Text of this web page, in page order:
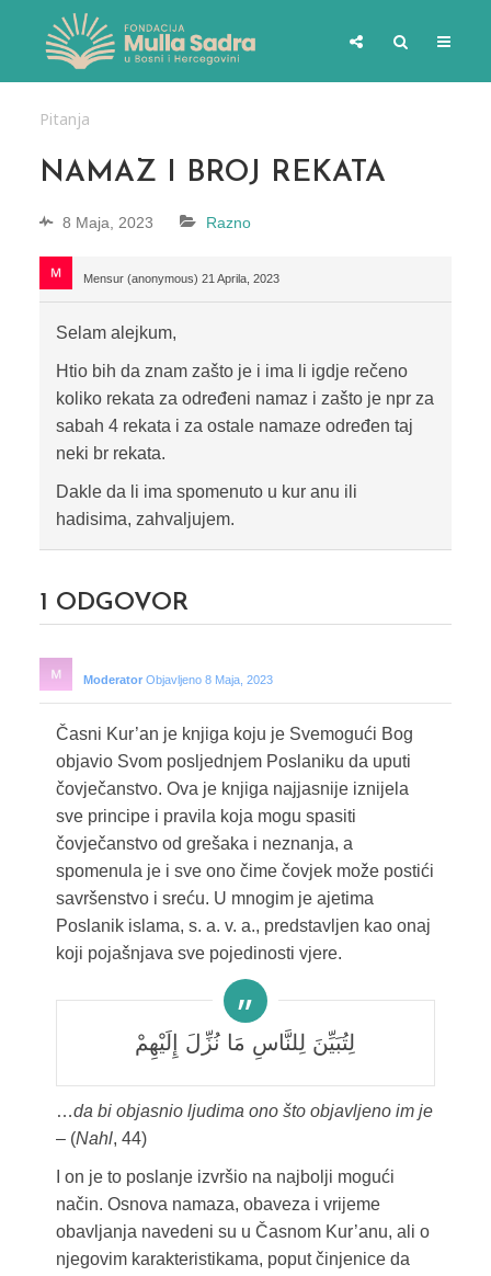
Pitanja
NAMAZ I BROJ REKATA
8 Maja, 2023 Razno
Mensur (anonymous) 21 Aprila, 2023
Selam alejkum,
Htio bih da znam zašto je i ima li igdje rečeno
koliko rekata za određeni namaz i zašto je npr za
sabah 4 rekata i za ostale namaze određen taj
neki br rekata.
Dakle da li ima spomenuto u kur anu ili
hadisima, zahvaljujem.
1 ODGOVOR
Moderator Objavljeno 8 Maja, 2023
Časni Kur’an je knjiga koju je Svemogući Bog
objavio Svom posljednjem Poslaniku da uputi
čovječanstvo. Ova je knjiga najjasnije iznijela
sve principe i pravila koja mogu spasiti
čovječanstvo od grešaka i neznanja, a
spomenula je i sve ono čime čovjek može postići
savršenstvo i sreću. U mnogim je ajetima
Poslanik islama, s. a. v. a., predstavljen kao onaj
koji pojašnjava sve pojedinosti vjere.
لِتُبَيِّنَ لِلنَّاسِ مَا نُزِّلَ إِلَيْهِمْ
…da bi objasnio ljudima ono što objavljeno im je
– (Nahl, 44)
I on je to poslanje izvršio na najbolji mogući
način. Osnova namaza, obaveza i vrijeme
obavljanja navedeni su u Časnom Kur’anu, ali o
njegovim karakteristikama, poput činjenice da